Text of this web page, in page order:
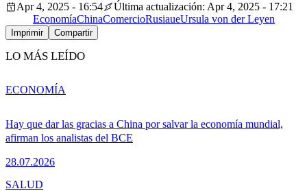
Apr 4, 2025 - 16:54
Última actualización: Apr 4, 2025 - 17:21
EconomíaChinaComercioRusiaueUrsula von der Leyen
Imprimir Compartir
LO MÁS LEÍDO
Hay que dar las gracias a China por salvar la economía mundial,
afirman los analistas del BCE
28.07.2026
ECONOMÍA
SALUD